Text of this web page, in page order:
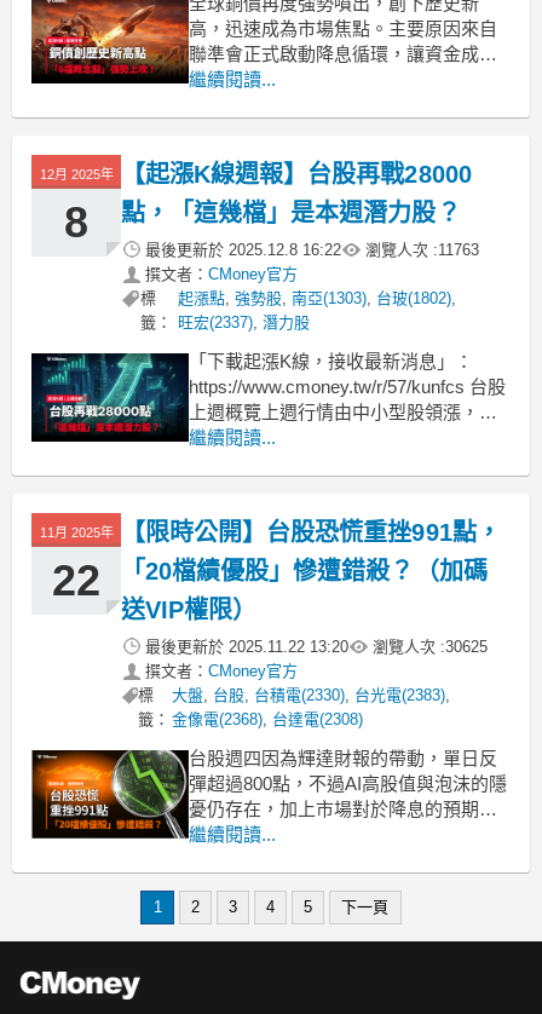
高，迅速成為市場焦點。主要原因來自
聯準會正式啟動降息循環，讓資金成本
下降、企業投資意願提升，同時AI、資
《起漲K線》今天帶你快速掌握這起事件
的全貌，並從中找出有望受惠的概念股
清單。「下載起漲K線，接收最
繼續閱讀...
12月 2025年
8
【起漲K線週報】台股再戰28000
點，「這幾檔」是本週潛力股？
最後更新於 2025.12.8 16:22 瀏覽人次 :11763
撰文者： CMoney官方
標
籤：
起漲點,強勢股,南亞(1303), 台玻(1802),
旺宏(2337),潛力股
「下載起漲K線，接收最新消息」：
https://www.cmoney.tw/r/57/kunfcs 台股
上週概覽上週行情由中小型股領漲，族
群輪動快速、整體缺乏明確主線。但從
南亞、華東PCB/儲存：旺宏、富喬本週
強勢族群：ABF、散熱
繼續閱讀...
11月 2025年
22
【限時公開】台股恐慌重挫991點，
「20檔績優股」慘遭錯殺？（加碼
送VIP權限）
最後更新於 2025.11.22 13:20 瀏覽人次 :30625
撰文者： CMoney官方
標
籤：
大盤, 台股, 台積電(2330), 台光電(2383),
金像電(2368), 台達電(2308)
台股週四因為輝達財報的帶動，單日反
彈超過800點，不過AI高股值與泡沫的隱
憂仍存在，加上市場對於降息的預期跌
破四成，引爆台股週五一度重挫千點，
一起來看看，下殺的主要原因，並從中
繼續閱讀...
1 2 3 4 5 下一頁